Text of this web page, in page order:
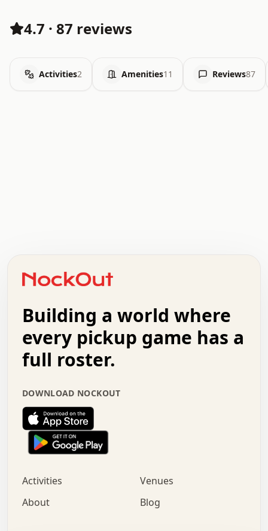
4.7 · 87 reviews
Activities2 Amenities11 Reviews87
+   .   .   .   .   .   .   .   .   .   +   .   .
.   .   .   .   .   .   .   .   .   .   .   :   .
.   .   .   .   +   .   .   .   .   .   .   .   +
.   :   .   .   .   .   .   .   .   .   o   .   .
.   .   x   .   .   .   .   .   .   :   .   .   o
.   .   .   .   :   .   .   .   .   o   .   .   .
.   .   .   .   .   .   .   :   .   .   .   .   .
.   .   .   .   .   .   .   +   .   .   x   .   .
.   .   .   .   .   :   +   .   .   .   .   .   o
.   .   .   .   .   .   .   .   .   .   .   .   .
.   .   :   o   .   .   .   .   .   .   .   +   .
.   o   .   .   .   .   x   .   .   .   .   .   .
+   .   o   .   .   .   .   o   .   .   .   .
.   +   .   .   .   .   .   .   .   .   :   .   x
Building a world where
every pickup game has a
full roster.
DOWNLOAD NOCKOUT
Activities
Venues
About
Blog